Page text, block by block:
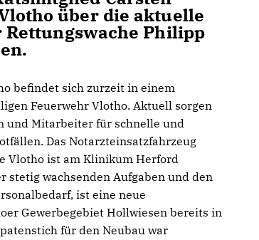
über die aktuelle
Philipp
befindet sich zurzeit in einem
Feuerwehr Vlotho. Aktuell sorgen
und Mitarbeiter für schnelle und
Das Notarzteinsatzfahrzeug
Vlotho ist am Klinikum Herford
wachsenden Aufgaben und den
ist eine neue
Gewerbegebiet Hollwiesen bereits in
für den Neubau war